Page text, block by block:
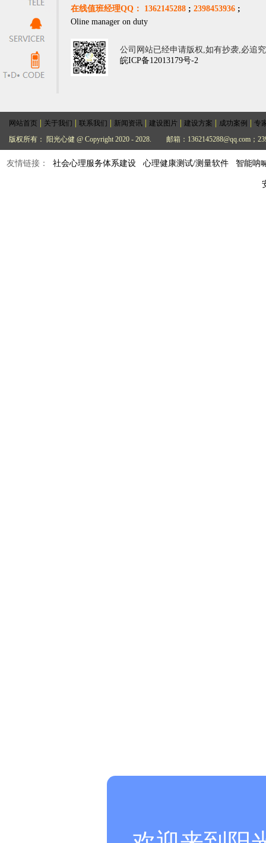
在线值班经理QQ： 1362145288 ; 2398453936 ;
Oline manager on duty
公司网站已经申请版权,如有抄袭,必追
皖ICP备12013179号-2
网站首页 关于我们 联系我们 新闻资讯 建设图片 建设方案 成功案例
专
版权所有： 阳光心健 @ Copyright 2020 - 2028.
邮箱：1362145288@qq.com；
友情链接： 社会心理服务体系建设 心理健康测试/测量软件 智能呐